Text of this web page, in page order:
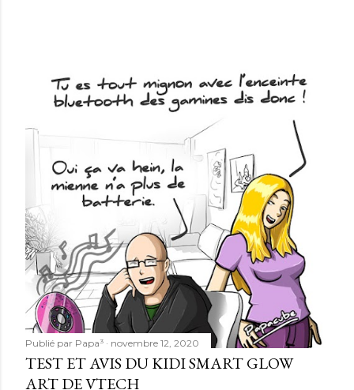
Publié par Papa³ novembre 12, 2020
TEST ET AVIS DU KIDI SMART GLOW
ART DE VTECH